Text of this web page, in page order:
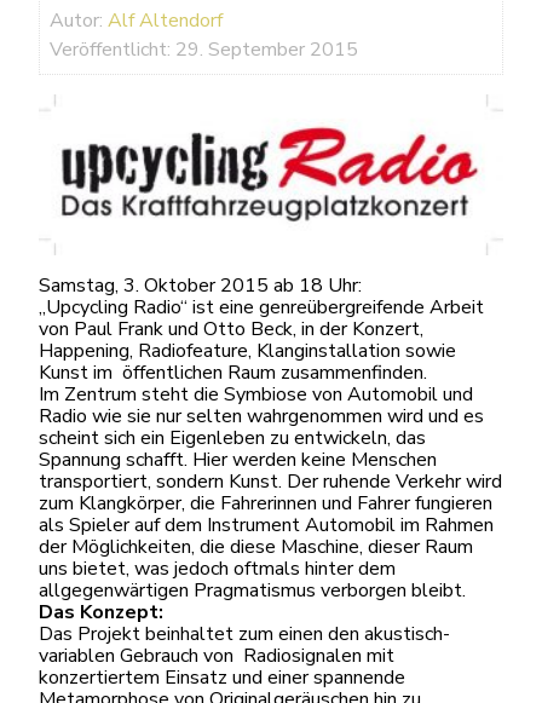
Autor: Alf Altendorf
Veröffentlicht: 29. September 2015
Samstag, 3. Oktober 2015 ab 18 Uhr:
„Upcycling Radio“ ist eine genreübergreifende Arbeit
von Paul Frank und Otto Beck, in der Konzert,
Happening, Radiofeature, Klanginstallation sowie
Kunst im öffentlichen Raum zusammenfinden.
Im Zentrum steht die Symbiose von Automobil und
Radio wie sie nur selten wahrgenommen wird und es
scheint sich ein Eigenleben zu entwickeln, das
Spannung schafft. Hier werden keine Menschen
transportiert, sondern Kunst. Der ruhende Verkehr wird
zum Klangkörper, die Fahrerinnen und Fahrer fungieren
als Spieler auf dem Instrument Automobil im Rahmen
der Möglichkeiten, die diese Maschine, dieser Raum
uns bietet, was jedoch oftmals hinter dem
allgegenwärtigen Pragmatismus verborgen bleibt.
Das Konzept:
Das Projekt beinhaltet zum einen den akustisch-
variablen Gebrauch von Radiosignalen mit
konzertiertem Einsatz und einer spannende